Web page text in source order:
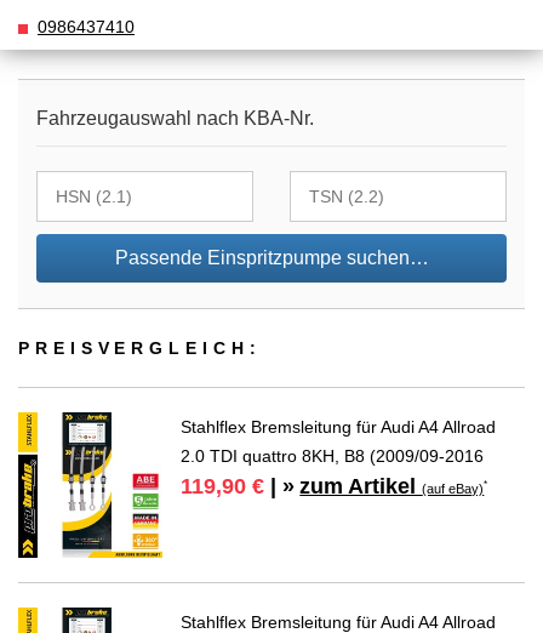
0986437410
Fahrzeugauswahl nach KBA-Nr.
Passende Einspritzpumpe suchen…
PREIS­VER­GLEICH:
Stahlflex Bremsleitung für Audi A4 Allroad
2.0 TDI quattro 8KH, B8 (2009/09-2016
119,90 € | » zum Artikel(auf eBay)*
Stahlflex Bremsleitung für Audi A4 Allroad